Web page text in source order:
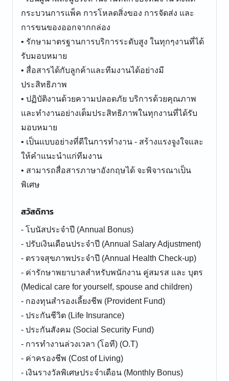
กระบวนการแพ็ค การโหลดสิ่งของ การจัดส่ง และ
การขนของออกจากกล่อง
• รักษามาตรฐานการบริการระดับสูง ในทุกๆงานที่ได้
รับมอบหมาย
• สื่อสารได้กับลูกค้าและทีมงานได้อย่างมี
ประสิทธิภาพ
• ปฏิบัติงานด้วยความปลอดภัย บริการด้วยคุณภาพ
และทำงานอย่างเต็มประสิทธิภาพในทุกงานที่ได้รับ
มอบหมาย
• เป็นแบบอย่างที่ดีในการทำงาน - สร้างแรงจูงใจและ
ให้คำแนะนำแก่ทีมงาน
• สามารถสื่อสารภาษาอังกฤษได้ จะพิจารณาเป็น
สวัสดิการ
- โบนัสประจำปี (Annual Bonus)
- ปรับเงินเดือนประจำปี (Annual Salary Adjustment)
- ตรวจสุขภาพประจำปี (Annual Health Check-up)
- ค่ารักษาพยาบาลสำหรับพนักงาน คู่สมรส และ บุตร
(Medical care for yourself, spouse and children)
- กองทุนสำรองเลี้ยงชีพ (Provident Fund)
- ประกันชีวิต (Life Insurance)
- ประกันสังคม (Social Security Fund)
- การทำงานล่วงเวลา (โอที) (O.T)
- ค่าครองชีพ (Cost of Living)
- เงินรางวัลพิเศษประจำเดือน (Monthly Bonus)